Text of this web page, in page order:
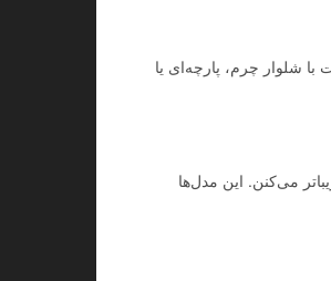
شلوار چرم، پارچه‌ای یا
می‌کنن. این مدل‌ها